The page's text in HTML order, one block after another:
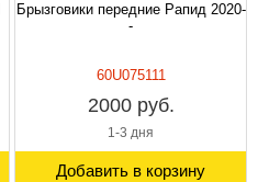
Брызговики передние Рапид 2020-
-
60U075111
2000 руб.
1-3 дня
Добавить в корзину